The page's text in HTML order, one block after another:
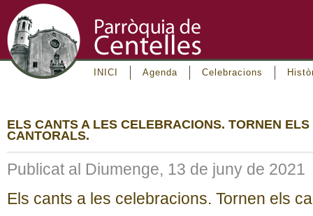
INICI Agenda Celebracions
ELS CANTS A LES CELEBRACIONS. TORNEN ELS
CANTORALS.
Publicat al Diumenge, 13 de juny de 2021
Els cants a les celebracions. Tornen els